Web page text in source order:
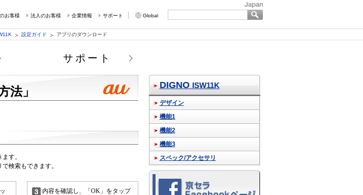
お客様 法人のお客様 企業情報 サポート Global
設定ガイド アプリのダウンロード
サポート
法」
す。
検索もできます。
内容を確認し、「OK」をタップ
DIGNO ISW11K
デザイン
機能1
機能2
機能3
スペック/アクセサリ